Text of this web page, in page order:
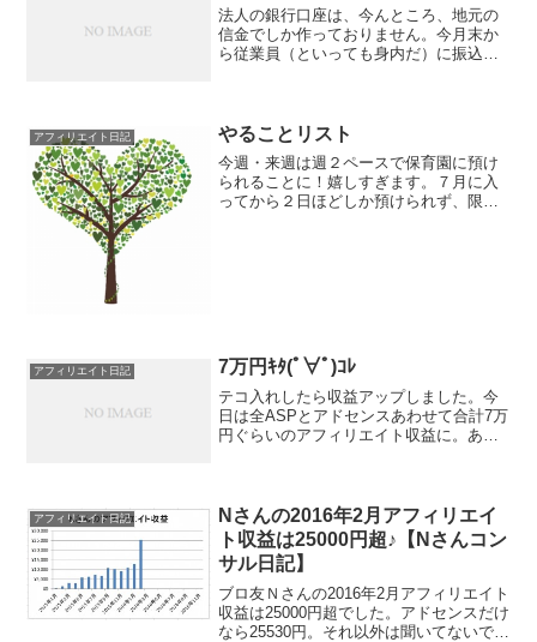
法人の銀行口座は、今んところ、地元の
信金でしか作っておりません。今月末か
ら従業員（といっても身内だ）に振込を
レじゃない？そんで考えて...
アフィリエイト日記 やることリスト
今週・来週は週２ペースで保育園に預け
られることに！嬉しすぎます。７月に入
ってから２日ほどしか預けられず、限界
アフィリエイト日記 7万円ｷﾀ(ﾟ∀ﾟ)ｺﾚ
テコ入れしたら収益アップしました。今
日は全ASPとアドセンスあわせて合計7万
円ぐらいのアフィリエイト収益に。あと
キドキ感は雇用統計...
アフィリエイト日記
Nさんの2016年2月アフィリエイ
ト収益は25000円超♪【Nさんコン
サル日記】
ブロ友Ｎさんの2016年2月アフィリエイト
収益は25000円超でした。アドセンスだけ
なら25530円。それ以外は聞いてないです